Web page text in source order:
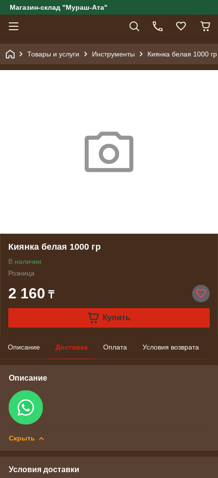
Магазин-склад "Мураш-Ата"
Товары и услуги Инструменты Киянка белая 1000 гр
Киянка белая 1000 гр
В наличии
Розница
2 160 ₸
Купить
Описание Доставка Оплата Условия возврата
Описание
Скрыть
Условия доставки